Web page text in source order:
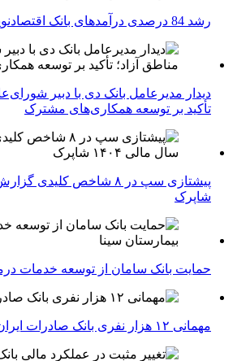
رشد 84 درصدی درآمدهای بانک اقتصادنوین
دیدار مدیرعامل بانک دی با دبیر
تأکید بر توسعه همکاری‌های مشترک
شاپرک
حمایت بانک سامان از توسعه خدمات
مهمانی ۱۲ هزار نفری بانک صادرات ایران